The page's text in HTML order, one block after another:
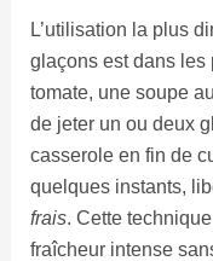
L’utilisation la plus
glaçons est dans les
tomate, une soupe
de jeter un ou deux
casserole en fin de
quelques instants,
frais. Cette
fraîcheur intense